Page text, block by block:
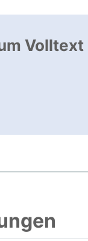
Volltext
neues